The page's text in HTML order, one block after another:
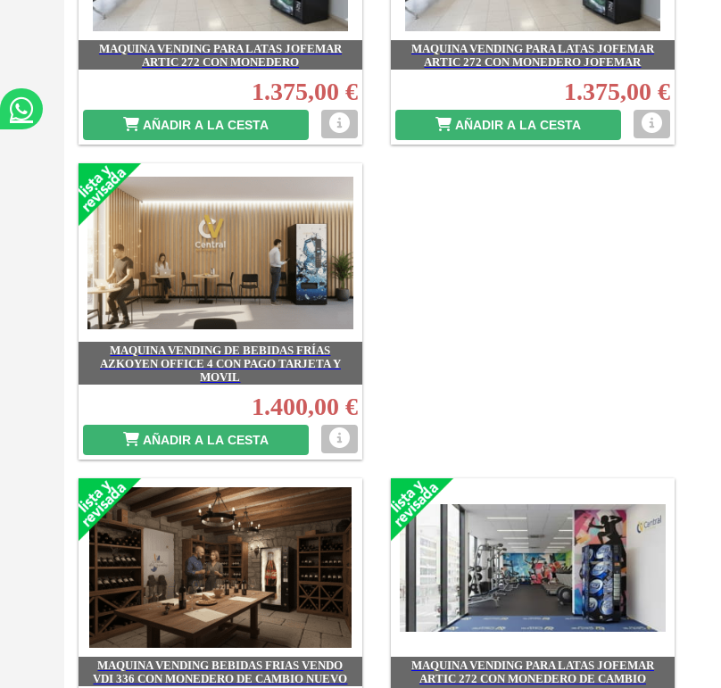
MAQUINA VENDING PARA LATAS JOFEMAR
ARTIC 272 CON MONEDERO
1.375,00 €
AÑADIR A LA CESTA
MAQUINA VENDING PARA LATAS JOFEMAR
ARTIC 272 CON MONEDERO JOFEMAR
1.375,00 €
AÑADIR A LA CESTA
MAQUINA VENDING DE BEBIDAS FRÍAS
AZKOYEN OFFICE 4 CON PAGO TARJETA Y
MOVIL
1.400,00 €
AÑADIR A LA CESTA
MAQUINA VENDING BEBIDAS FRIAS VENDO
VDI 336 CON MONEDERO DE CAMBIO NUEVO
MAQUINA VENDING PARA LATAS JOFEMAR
ARTIC 272 CON MONEDERO DE CAMBIO